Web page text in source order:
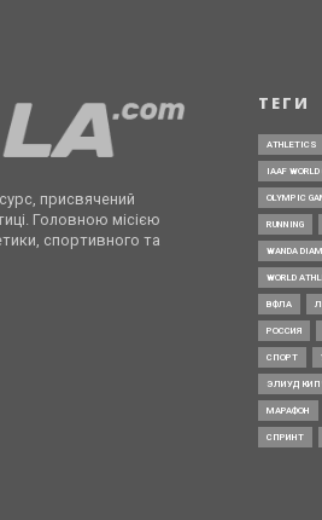
присвячений
Головною місією
спортивного та
ТЕГИ
ATHLETICS
IAAF
OLYMPIC
RUNNING
WANDA
WORLD
ВФЛА
РОССИЯ
СПОРТ
ЭЛИУД
МАРАФОН
СПРИНТ